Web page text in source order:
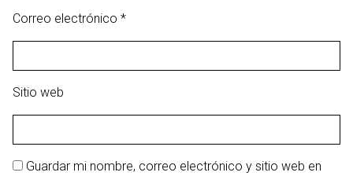
Correo electrónico *
Sitio web
Guardar mi nombre, correo electrónico y sitio web en